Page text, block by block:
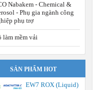
Nabakem - Chemical &
- Phụ gia ngành công
phụ trợ
làm mềm vải
SẢN PHẨM HOT
EW7 ROX (Liquid)